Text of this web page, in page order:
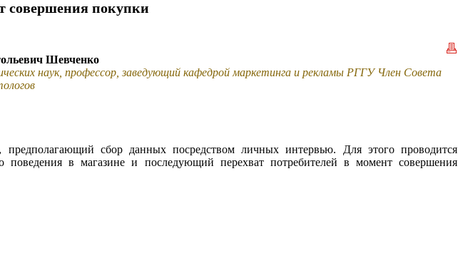
совершения покупки
Шевченко
наук, профессор, заведующий кафедрой маркетинга и рекламы РГГУ Член Совета
предполагающий сбор данных посредством личных интервью. Для этого проводится
поведения в магазине и последующий перехват потребителей в момент совершения